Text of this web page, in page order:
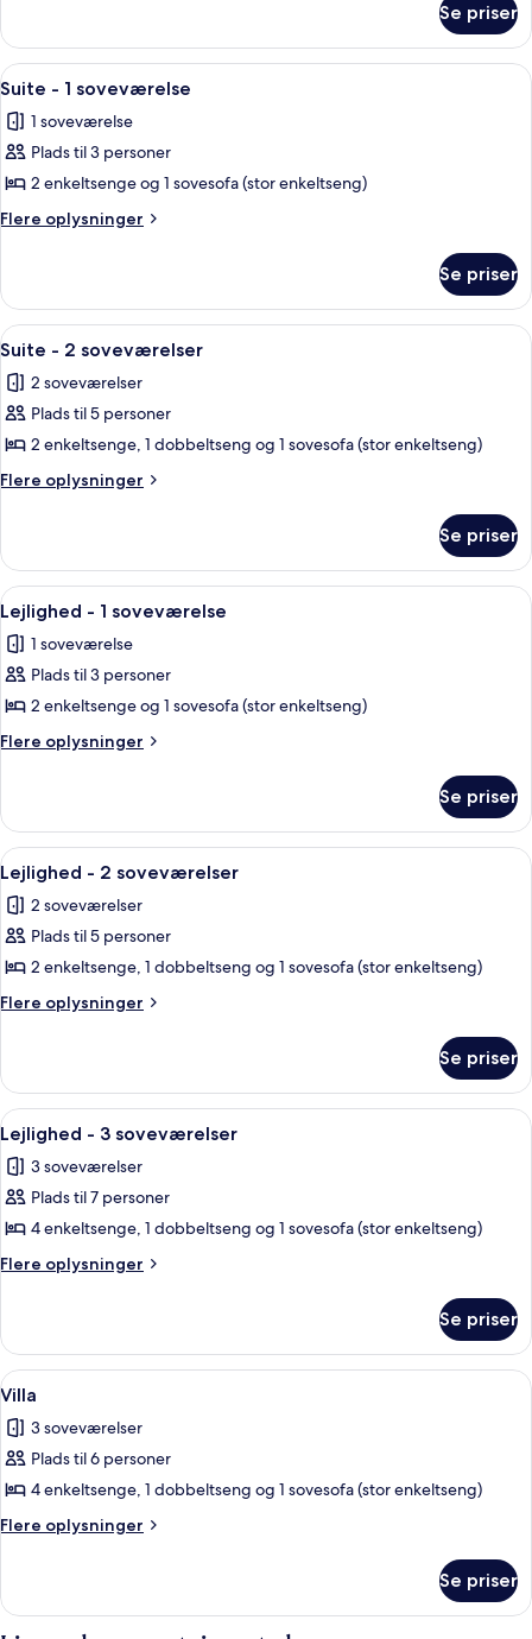
til
personer
Se priser
Indlæs
alle
billeder
af
Suite
-
Suite - 1 soveværelse | Pengeskab
2
Suite - 1 soveværelse
1 soveværelse
Plads til 3 personer
2 enkeltsenge og 1 sovesofa (stor enkeltseng)
Flere oplysninger
Flere
-
soveværelse
Se priser
Indlæs
alle
billeder
af
Suite
-
Et hotelværelse med en stor seng,
8
Suite - 2 soveværelser
2 soveværelser
Plads til 5 personer
2 enkeltsenge, 1 dobbeltseng og 1 sovesofa (stor enkeltseng)
Flere oplysninger
Flere
-
soveværelser
Se priser
Indlæs
alle
billeder
af
Lejlighed
-
Et hotelværelse med en stor seng,
7
Lejlighed - 1 soveværelse
1 soveværelse
Plads til 3 personer
2 enkeltsenge og 1 sovesofa (stor enkeltseng)
Flere oplysninger
Flere
-
soveværelse
Se priser
Indlæs
alle
billeder
af
Lejlighed
-
Lejlighed - 2 soveværelser |
7
Lejlighed - 2 soveværelser
2 soveværelser
Plads til 5 personer
2 enkeltsenge, 1 dobbeltseng og 1 sovesofa (stor enkeltseng)
Flere oplysninger
Flere
-
soveværelser
Se priser
Indlæs
alle
billeder
af
Lejlighed
-
Et hotelværelse med en seng, to
9
Lejlighed - 3 soveværelser
3 soveværelser
Plads til 7 personer
4 enkeltsenge, 1 dobbeltseng og 1 sovesofa (stor enkeltseng)
Flere oplysninger
Flere
-
soveværelser
Se priser
Indlæs
alle
billeder
af
Villa
En stue med en sofa, to fletstole,
18
Villa
3 soveværelser
Plads til 6 personer
4 enkeltsenge, 1 dobbeltseng og 1 sovesofa (stor enkeltseng)
Flere oplysninger
Flere
Se priser